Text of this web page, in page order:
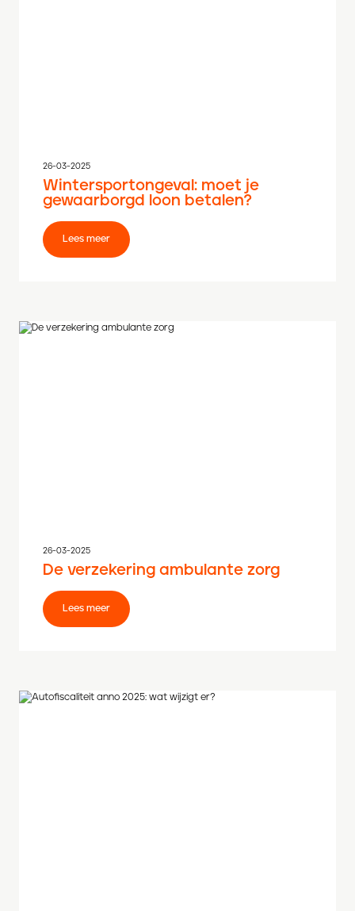
26-03-2025
Wintersportongeval: moet je
gewaarborgd loon betalen?
Lees meer
26-03-2025
De verzekering ambulante zorg
Lees meer